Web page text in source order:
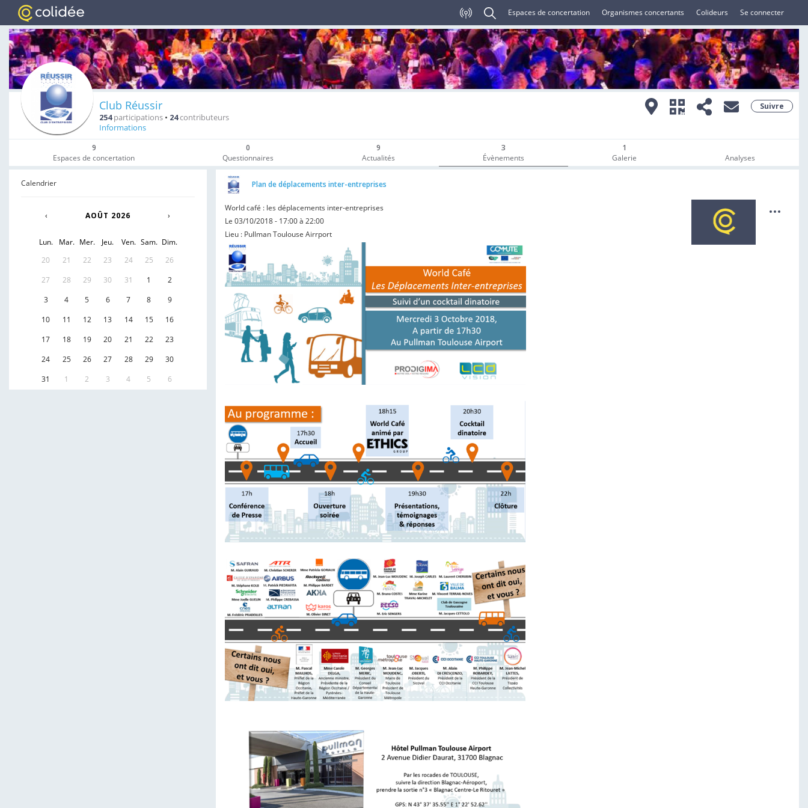
Espaces de concertation Organismes concertants Colideurs Se connecter
Club Réussir
254participations • 24contributeurs
Informations
Suivre
9
Espaces de concertation
0
Questionnaires
9
Actualités
3
Évènements
1
Galerie
Analyses
Calendrier
‹ AOÛT 2026 ›
Lun. Mar. Mer. Jeu. Ven. Sam. Dim.
20
21 22 23 24 25
26
27
28 29 30 31 1
2
3
4 5 6 7 8
9
10
11 12 13 14 15
16
17
18 19 20 21 22
23
24
25 26 27 28 29
30
31
1 2 3 4 5 6
Plan de déplacements inter-entreprises
World café : les déplacements inter-entreprises
Le 03/10/2018 - 17:00 à 22:00
Lieu : Pullman Toulouse Airrport